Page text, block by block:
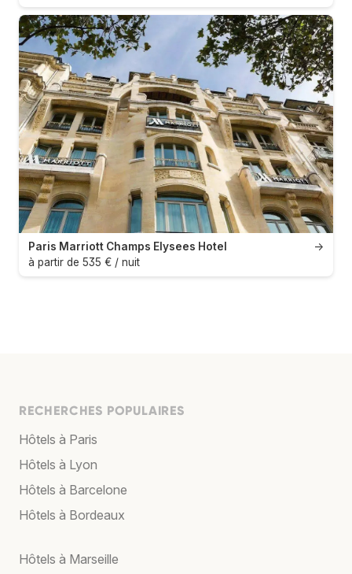
→
Paris Marriott Champs Elysees Hotel
à partir de 535 € / nuit
RECHERCHES POPULAIRES
Hôtels à Paris
Hôtels à Lyon
Hôtels à Barcelone
Hôtels à Bordeaux
Hôtels à Marseille